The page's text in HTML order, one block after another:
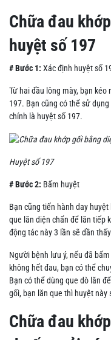
Chữa đau
huyệt số 197
# Bước 1: Xác định huyệt số
Từ hai đầu lông mày, bạn
197. Bạn cũng có thể sử
chính là huyệt số 197.
Huyệt số 197
# Bước 2: Bấm huyệt
Bạn cũng tiến hành day
que lăn diện chẩn để lăn tiếp
động tác này 3 lần sẽ dần
Người bệnh lưu ý, nếu đã
không hết đau, bạn có thể
Bạn có thể dùng que dò lăn
gối, bạn lăn que thì huyệt này
Chữa đau